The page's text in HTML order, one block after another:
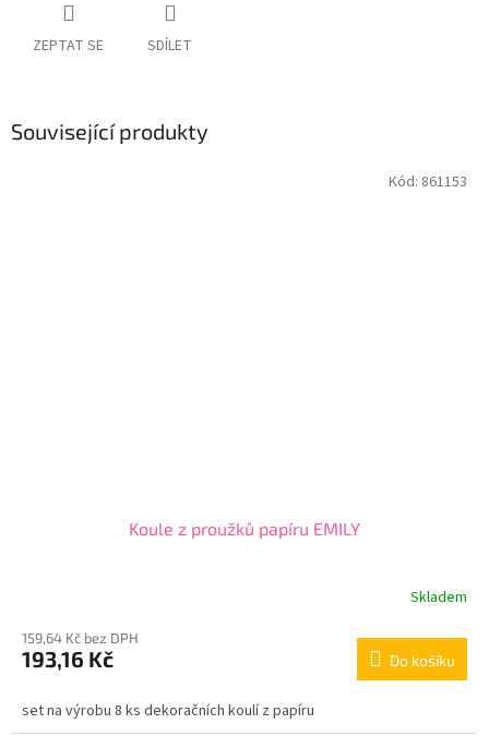
ZEPTAT SE SDÍLET
Související produkty
Koule z proužků papíru EMILY
Skladem
159,64 Kč bez DPH
193,16 Kč Do košíku
set na výrobu 8 ks dekoračních koulí z papíru
Kód: 861153